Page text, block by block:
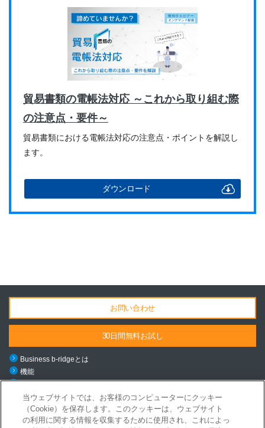
貿易書類の電帳法対応 ～これから取り組む際
の注意点・要件～
貿易書類における電帳法対応の注意点・ポイントを解説し
ます。
ダウンロード
お問い合わせ
30日間無料お試し
Business b-ridgeとは
機能
ご利用シーン
導入事例
ニュース
当ウェブサイトでは、お客様のコンピューターにクッキー
（Cookie）を保存します。このクッキーは、ウェブサイト
の利用に関する情報を収集するために使用され、これによっ